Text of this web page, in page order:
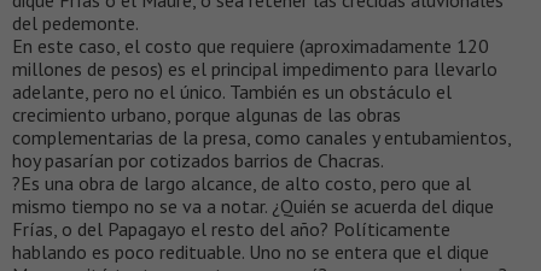
del pedemonte.
En este caso, el costo que requiere (aproximadamente 120
millones de pesos) es el principal impedimento para llevarlo
adelante, pero no el único. También es un obstáculo el
crecimiento urbano, porque algunas de las obras
complementarias de la presa, como canales y entubamientos,
hoy pasarían por cotizados barrios de Chacras.
?Es una obra de largo alcance, de alto costo, pero que al
mismo tiempo no se va a notar. ¿Quién se acuerda del dique
Frías, o del Papagayo el resto del año? Políticamente
hablando es poco redituable. Uno no se entera que el dique